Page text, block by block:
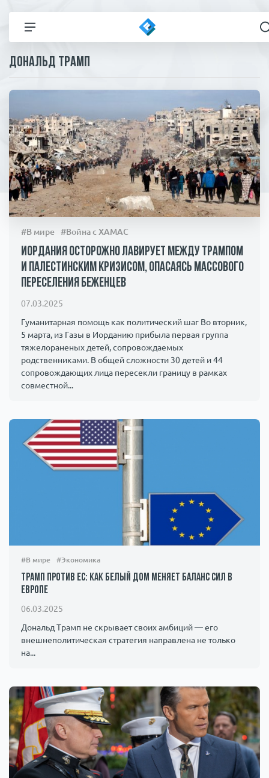
Все новости
В мире
Экономика
Общество
Коронавирус
Происшествия
Армия
Спорт
Здоровье и красота
Пресса
Статьи
ЧП И КРИМИНАЛ
Дональд Трамп
#В мире #Война с ХАМАС
Иордания осторожно лавирует между Трампом
и палестинским кризисом, опасаясь массового
переселения беженцев
07.03.2025
Гуманитарная помощь как политический шаг Во вторник,
5 марта, из Газы в Иорданию прибыла первая группа
тяжелораненых детей, сопровождаемых
родственниками. В общей сложности 30 детей и 44
сопровождающих лица пересекли границу в рамках
совместной...
#В мире #Экономика
Трамп против ЕС: как Белый дом меняет баланс сил в
Европе
06.03.2025
Дональд Трамп не скрывает своих амбиций — его
внешнеполитическая стратегия направлена не только
на...